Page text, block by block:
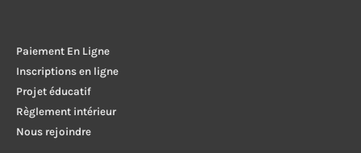
Paiement En Ligne
Inscriptions en ligne
Projet éducatif
Règlement intérieur
Nous rejoindre